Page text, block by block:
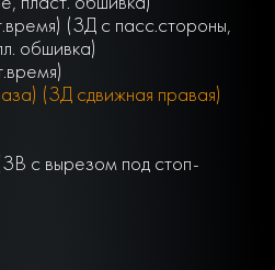
(ЗД с пасс.стороны,
обшивка)
(ЗД сдвижная правая)
с вырезом под стоп-